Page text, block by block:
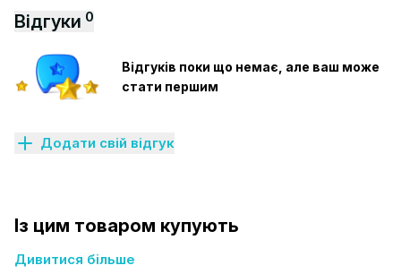
Відгуки 0
Відгуків поки що немає, але ваш може
стати першим
Додати свій відгук
Із цим товаром купують
Дивитися більше